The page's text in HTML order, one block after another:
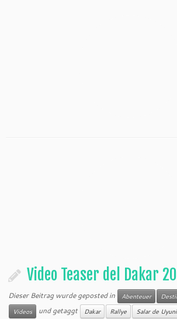
Video Teaser del Dakar
Dieser Beitrag wurde geposted in Abenteuer
Videos
und getaggt Dakar Rallye Salar de Uyuni